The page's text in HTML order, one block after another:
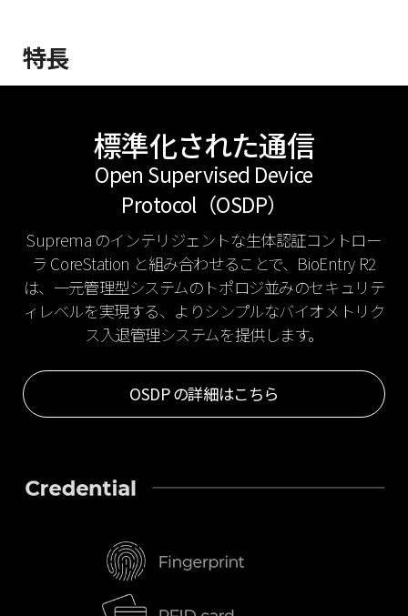
特長
標準化された通信
Open Supervised Device
Protocol（OSDP）
Suprema のインテリジェントな生体認証コントロー
ラ CoreStation と組み合わせることで、BioEntry R2
は、一元管理型システムのトポロジ並みのセキュリテ
ィレベルを実現する、よりシンプルなバイオメトリク
ス入退管理システムを提供します。
OSDP の詳細はこちら